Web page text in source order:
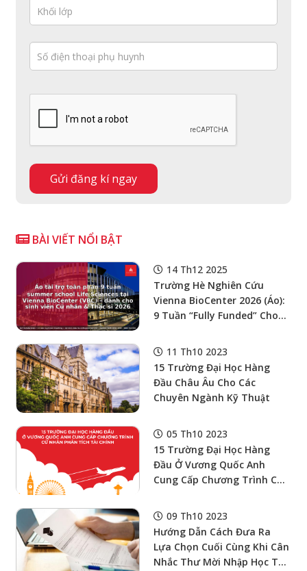
BÀI VIẾT NỔI BẬT
14 Th12 2025
Trường Hè Nghiên Cứu
Vienna BioCenter 2026 (Áo):
9 Tuần “fully Funded” Cho
Phí Chỗ Ở, Trợ Cấp ~€1.400,
Bảo Hiểm, Vé Xe Công Cộng
& Vé Máy Bay Khứ Hồi
11 Th10 2023
15 Trường Đại Học Hàng
Đầu Châu Âu Cho Các
Chuyên Ngành Kỹ Thuật
05 Th10 2023
15 Trường Đại Học Hàng
Đầu Ở Vương Quốc Anh
Cung Cấp Chương Trình Cử
09 Th10 2023
Hướng Dẫn Cách Đưa Ra
Lựa Chọn Cuối Cùng Khi Cân
Nhắc Thư Mời Nhập Học Từ